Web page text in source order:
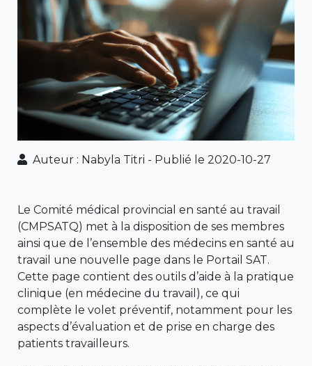
Auteur : Nabyla Titri - Publié le 2020-10-27
Le Comité médical provincial en santé au travail
(CMPSATQ) met à la disposition de ses membres
ainsi que de l’ensemble des médecins en santé au
travail une nouvelle page dans le Portail SAT.
Cette page contient des outils d’aide à la pratique
clinique (en médecine du travail), ce qui
complète le volet préventif, notamment pour les
aspects d’évaluation et de prise en charge des
patients travailleurs.